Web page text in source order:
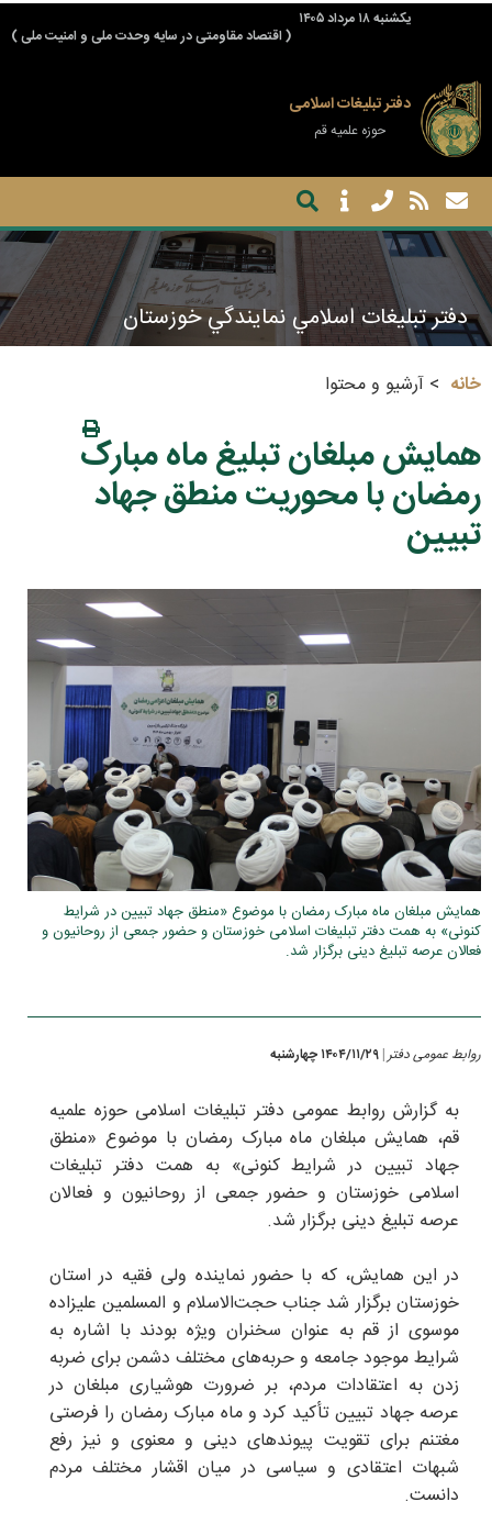
يكشنبه ۱۸ مرداد ۱۴۰۵
( اقتصاد مقاومتی در سایه وحدت ملی و امنیت ملی )
دفتر تبلیغات اسلامی
حوزه علمیه قم
دفتر تبليغات اسلامي نمايندگي خوزستان
خانه آرشیو و محتوا
همایش مبلغان تبلیغ ماه مبارک
رمضان با محوریت منطق جهاد
تبیین
همایش مبلغان ماه مبارک رمضان با موضوع «منطق جهاد تبیین در شرایط
کنونی» به همت دفتر تبلیغات اسلامی خوزستان و حضور جمعی از روحانیون و
فعالان عرصه تبلیغ دینی برگزار شد.
روابط عمومی دفتر ۱۴۰۴/۱۱/۲۹ چهارشنبه
به گزارش روابط عمومی دفتر تبلیغات اسلامی حوزه علمیه
قم، همایش مبلغان ماه مبارک رمضان با موضوع «منطق
جهاد تبیین در شرایط کنونی» به همت دفتر تبلیغات
اسلامی خوزستان و حضور جمعی از روحانیون و فعالان
عرصه تبلیغ دینی برگزار شد.
در این همایش، که با حضور نماینده ولی فقیه در استان
خوزستان برگزار شد جناب حجت‌الاسلام و المسلمین علیزاده
موسوی از قم به عنوان سخنران ویژه بودند با اشاره به
شرایط موجود جامعه و حربه‌های مختلف دشمن برای ضربه
زدن به اعتقادات مردم، بر ضرورت هوشیاری مبلغان در
عرصه جهاد تبیین تأکید کرد و ماه مبارک رمضان را فرصتی
مغتنم برای تقویت پیوندهای دینی و معنوی و نیز رفع
شبهات اعتقادی و سیاسی در میان اقشار مختلف مردم
دانست.